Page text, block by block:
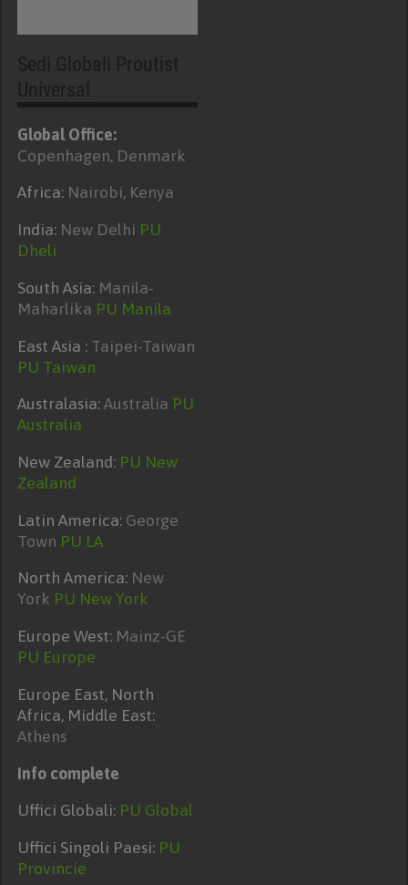
Global Office:
Copenhagen, Denmark
Africa: Nairobi, Kenya
India: New Delhi PU
Dheli
South Asia: Manila-
Maharlika PU Manila
East Asia : Taipei-Taiwan
PU Taiwan
Australasia:Australia PU
Australia
New Zealand: PU New
Zealand
Latin America: George
Town PU LA
North America: New
York PU New York
Europe West: Mainz-GE
PU Europe
Europe East, North
Africa, Middle East:
Athens
Info complete
Uffici Globali: PU Global
Uffici Singoli Paesi: PU
Provincie